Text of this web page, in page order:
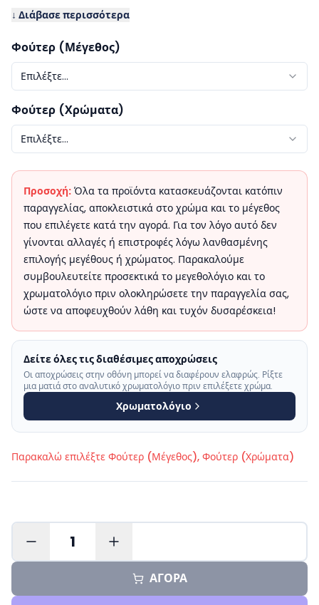
↓ Διάβασε περισσότερα
Φούτερ (Μέγεθος)
Επιλέξτε...
Φούτερ (Χρώματα)
Επιλέξτε...
Προσοχή: Όλα τα προϊόντα κατασκευάζονται κατόπιν
παραγγελίας, αποκλειστικά στο χρώμα και το μέγεθος
που επιλέγετε κατά την αγορά. Για τον λόγο αυτό δεν
γίνονται αλλαγές ή επιστροφές λόγω λανθασμένης
επιλογής μεγέθους ή χρώματος. Παρακαλούμε
συμβουλευτείτε προσεκτικά το μεγεθολόγιο και το
χρωματολόγιο πριν ολοκληρώσετε την παραγγελία σας,
ώστε να αποφευχθούν λάθη και τυχόν δυσαρέσκεια!
Δείτε όλες τις διαθέσιμες αποχρώσεις
Οι αποχρώσεις στην οθόνη μπορεί να διαφέρουν ελαφρώς. Ρίξτε
μια ματιά στο αναλυτικό χρωματολόγιο πριν επιλέξετε χρώμα.
Χρωματολόγιο
Παρακαλώ επιλέξτε Φούτερ (Μέγεθος), Φούτερ (Χρώματα)
1
ΑΓΟΡΑ